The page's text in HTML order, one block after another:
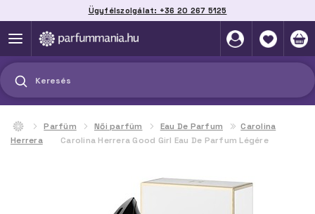
Ügyfélszolgálat: +36 20 267 5125
Keresés
Parfüm Női parfüm Eau De Parfum
Carolina
Herrera
Carolina Herrera Good Girl Eau De Parfum Légére